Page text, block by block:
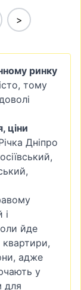
>
ринку
тому
ціни
Дніпро
,
і
йде
квартири,
адже
у
для